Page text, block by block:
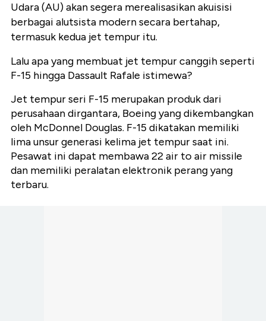
Udara (AU) akan segera merealisasikan akuisisi
berbagai alutsista modern secara bertahap,
termasuk kedua jet tempur itu.
Lalu apa yang membuat jet tempur canggih seperti
F-15 hingga Dassault Rafale istimewa?
Jet tempur seri F-15 merupakan produk dari
perusahaan dirgantara, Boeing yang dikembangkan
oleh McDonnel Douglas. F-15 dikatakan memiliki
lima unsur generasi kelima jet tempur saat ini.
Pesawat ini dapat membawa 22 air to air missile
dan memiliki peralatan elektronik perang yang
terbaru.